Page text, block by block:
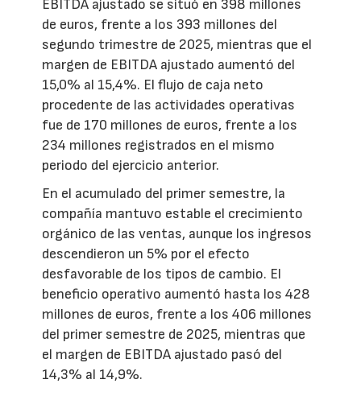
EBITDA ajustado se situó en 398 millones
de euros, frente a los 393 millones del
segundo trimestre de 2025, mientras que el
margen de EBITDA ajustado aumentó del
15,0% al 15,4%. El flujo de caja neto
procedente de las actividades operativas
fue de 170 millones de euros, frente a los
234 millones registrados en el mismo
periodo del ejercicio anterior.
En el acumulado del primer semestre, la
compañía mantuvo estable el crecimiento
orgánico de las ventas, aunque los ingresos
descendieron un 5% por el efecto
desfavorable de los tipos de cambio. El
beneficio operativo aumentó hasta los 428
millones de euros, frente a los 406 millones
del primer semestre de 2025, mientras que
el margen de EBITDA ajustado pasó del
14,3% al 14,9%.